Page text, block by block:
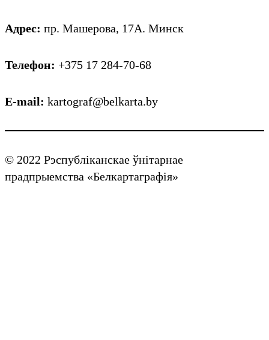
Адрес: пр. Машерова, 17А. Минск
Телефон: +375 17 284-70-68
E-mail: kartograf@belkarta.by
© 2022 Рэспубліканскае ўнітарнае
прадпрыемства «Белкартаграфія»